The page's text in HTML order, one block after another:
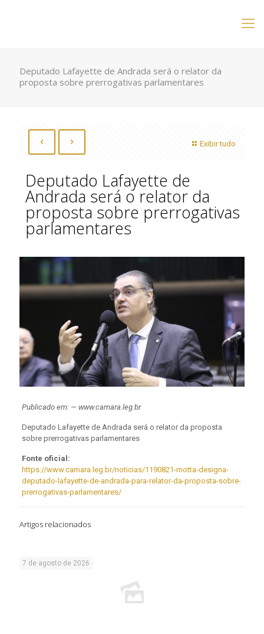
Deputado Lafayette de Andrada será o relator da
proposta sobre prerrogativas parlamentares
Exibir tudo
Deputado Lafayette de
Andrada será o relator da
proposta sobre prerrogativas
parlamentares
Publicado em: — www.camara.leg.br
Deputado Lafayette de Andrada será o relator da proposta
sobre prerrogativas parlamentares
Fonte oficial:
https://www.camara.leg.br/noticias/1190821-motta-designa-
deputado-lafayette-de-andrada-para-relator-da-proposta-sobre-
prerrogativas-parlamentares/
Artigos relacionados
7 de agosto de 2026